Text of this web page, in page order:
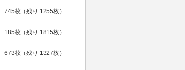
745枚（残り 1255枚）
185枚（残り 1815枚）
673枚（残り 1327枚）